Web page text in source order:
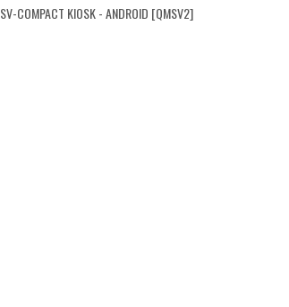
SV-COMPACT KIOSK - ANDROID [QMSV2]